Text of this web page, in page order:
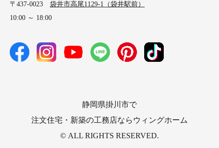
〒437-0023 袋井市高尾1129-1（袋井駅前）
10:00 ～ 18:00
静岡県掛川市で
注文住宅・新築の工務店ならウィングホーム
© ALL RIGHTS RESERVED.